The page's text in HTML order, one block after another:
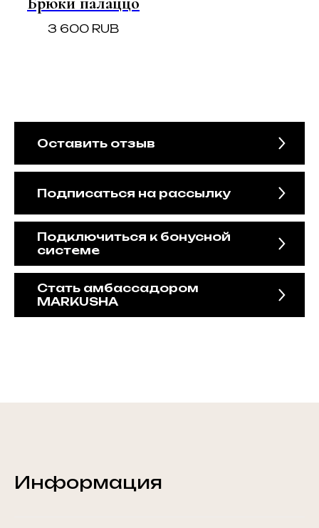
3 600 RUB
Оставить отзыв
Подписаться на рассылку
Подключиться к бонусной
системе
Стать амбассадором
MARKUSHA
Информация